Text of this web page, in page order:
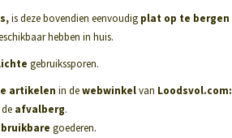
is deze bovendien eenvoudig plat op te bergen
hebben in huis.
gebruikssporen.
artikelen in dewebwinkelvan Loodsvol.com:
afvalberg.
bruikbare goederen.